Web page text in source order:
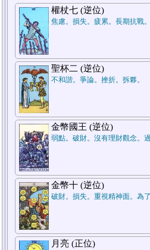
權杖七 (逆位)
焦慮。損失。疲累。長期抗戰。
聖杯二 (逆位)
不和諧。爭論。挫折。拆夥。
金幣國王 (逆位)
弱點。破財。沒有理財觀念。過
金幣十 (逆位)
破財。損失。重視精神面。為
月亮 (正位)